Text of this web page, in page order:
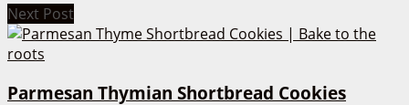
Next Post
Parmesan Thymian Shortbread Cookies